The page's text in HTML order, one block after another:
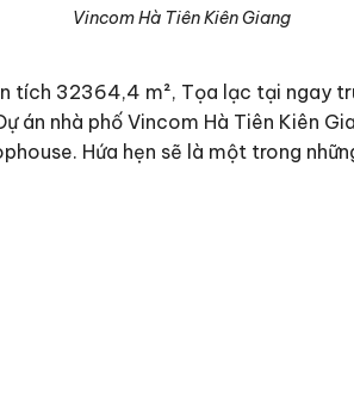
Vincom Hà Tiên Kiên Giang
tích 32364,4 m², Tọa lạc tại ngay
án nhà phố Vincom Hà Tiên Kiên
Hứa hẹn sẽ là một trong